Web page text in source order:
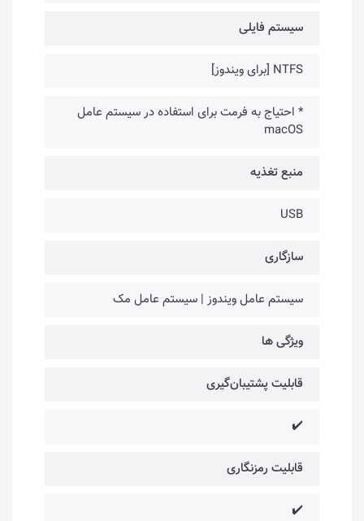
سیستم فایلی
NTFS [برای ویندوز]
* احتیاج به فرمت برای استفاده در سیستم عامل
macOS
منبع تغذیه
USB
سازگاری
سیستم عامل ویندوز | سیستم عامل مک
ویژگی ها
قابلیت پشتیبان‌گیری
✔️
قابلیت رمزنگاری
✔️